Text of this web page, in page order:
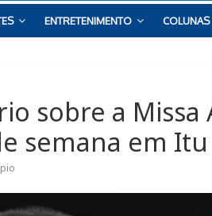
ENTRETENIMENTO COLUNAS
sobre a Missa
semana em Itu